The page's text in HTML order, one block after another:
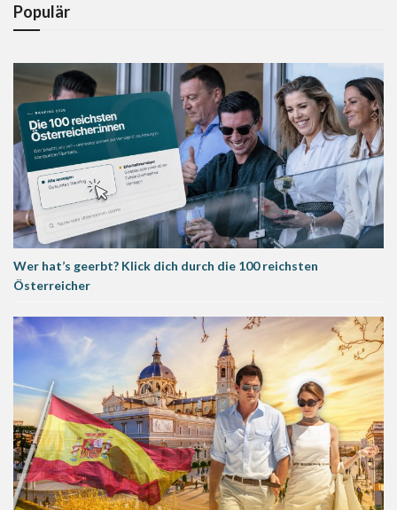
Populär
Wer hat’s geerbt? Klick dich durch die 100 reichsten
Österreicher